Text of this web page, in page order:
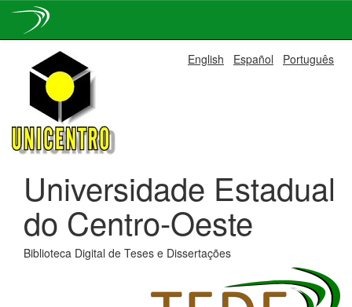
navigation
English Español Português
Universidade Estadual
do Centro-Oeste
Biblioteca Digital de Teses e Dissertações